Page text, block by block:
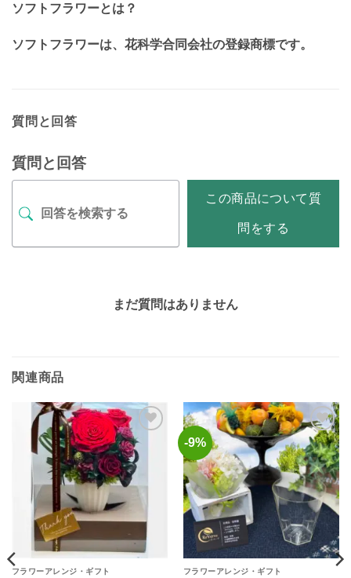
ソフトフラワーとは？
ソフトフラワーは、花科学合同会社の登録商標です。
質問と回答
質問と回答
この商品について質
問をする
まだ質問はありません
関連商品
フラワーアレンジ・ギフト
-9%
お気
に入
りに
追加
フラワーアレンジ・ギフト